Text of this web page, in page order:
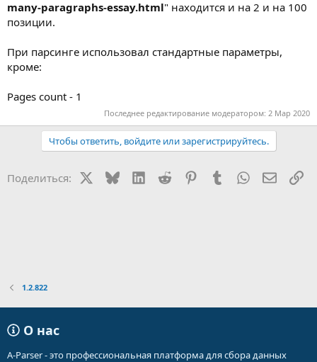
many-paragraphs-essay.html" находится и на 2 и на 100
позиции.
При парсинге использовал стандартные параметры,
кроме:
Pages count - 1
Последнее редактирование модератором: 2 Мар 2020
Чтобы ответить, войдите или зарегистрируйтесь.
Поделиться: BlueskyLinkedIn
Reddit PinterestTumblr WhatsApp
1.2.822
О нас
A-Parser - это профессиональная платформа для сбора данных